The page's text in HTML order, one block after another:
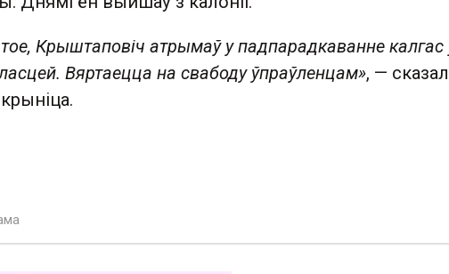
Крыштаповіч атрымаў у падпарадкаванне калгас
Вяртаецца на свабоду ўпраўленцам», —